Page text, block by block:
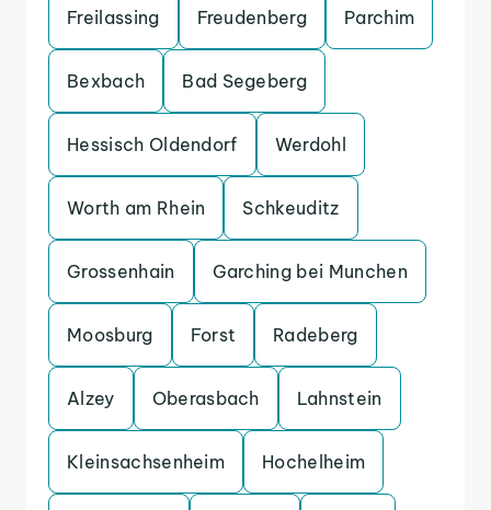
Freilassing Freudenberg Parchim
Bexbach Bad Segeberg
Hessisch Oldendorf Werdohl
Worth am Rhein Schkeuditz
Grossenhain Garching bei Munchen
Moosburg Forst Radeberg
Alzey Oberasbach Lahnstein
Kleinsachsenheim Hochelheim